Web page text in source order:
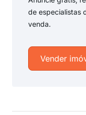
de especialistas
venda.
Vender